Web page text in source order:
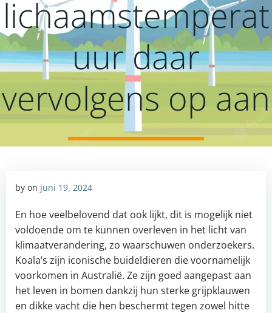
lichaamstemperat
uur daar
vervolgens op aan
by on juni 19, 2024
En hoe veelbelovend dat ook lijkt, dit is mogelijk niet
voldoende om te kunnen overleven in het licht van
klimaatverandering, zo waarschuwen onderzoekers.
Koala’s zijn iconische buideldieren die voornamelijk
voorkomen in Australië. Ze zijn goed aangepast aan
het leven in bomen dankzij hun sterke grijpklauwen
en dikke vacht die hen beschermt tegen zowel hitte